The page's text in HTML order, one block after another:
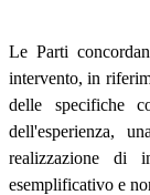
Le Parti
intervento, in
delle specifiche
dell'esperienza,
realizzazione di
esemplificativo e